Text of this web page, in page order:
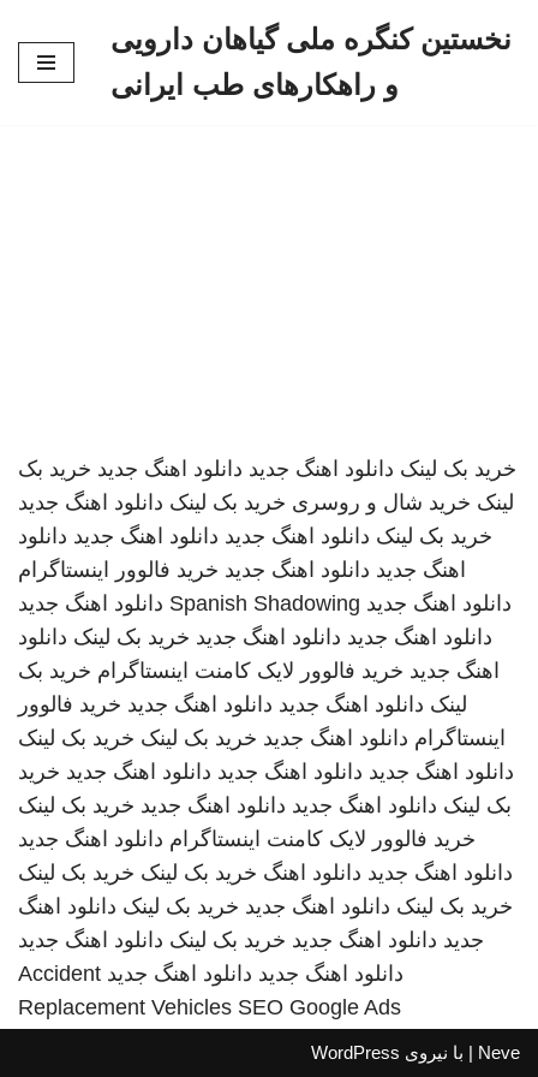
نخستین کنگره ملی گیاهان دارویی
و راهکارهای طب ایرانی
خرید بک لینک دانلود اهنگ جدید دانلود اهنگ جدید خرید بک
لینک خرید شال و روسری خرید بک لینک دانلود اهنگ جدید
خرید بک لینک دانلود اهنگ جدید دانلود اهنگ جدید دانلود
اهنگ جدید دانلود اهنگ جدید خرید فالوور اینستاگرام
دانلود اهنگ جدید Spanish Shadowing دانلود اهنگ جدید
دانلود اهنگ جدید دانلود اهنگ جدید خرید بک لینک دانلود
اهنگ جدید خرید فالوور لایک کامنت اینستاگرام خرید بک
لینک دانلود اهنگ جدید دانلود اهنگ جدید خرید فالوور
اینستاگرام دانلود اهنگ جدید خرید بک لینک خرید بک لینک
دانلود اهنگ جدید دانلود اهنگ جدید دانلود اهنگ جدید خرید
بک لینک دانلود اهنگ جدید دانلود اهنگ جدید خرید بک لینک
خرید فالوور لایک کامنت اینستاگرام دانلود اهنگ جدید
دانلود اهنگ جدید دانلود اهنگ خرید بک لینک خرید بک لینک
خرید بک لینک دانلود اهنگ جدید خرید بک لینک دانلود اهنگ
جدید دانلود اهنگ جدید خرید بک لینک دانلود اهنگ جدید
دانلود اهنگ جدید دانلود اهنگ جدید Accident
Replacement Vehicles SEO Google Ads
Neve | با نیروی WordPress